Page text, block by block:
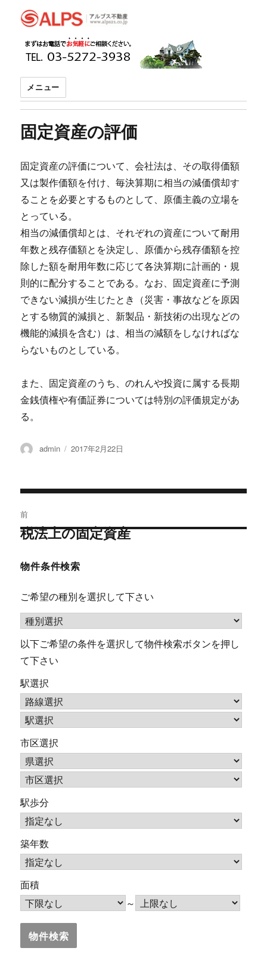
アルプス不動産
メニュー
固定資産の評価
固定資産の評価について、会社法は、その取得価額
又は製作価額を付け、毎決算期に相当の減価償却す
ることを必要とするものとして、原価主義の立場を
とっている。
相当の減価償却とは、それぞれの資産について耐用
年数と残存価額とを決定し、原価から残存価額を控
除した額を耐用年数に応じて各決算期に計画的・規
則的に配分することである。なお、固定資産に予測
できない減損が生じたとき（災害・事故などを原因
とする物質的減損と、新製品・新技術の出現などの
機能的減損を含む）は、相当の減額をしなければな
らないものとしている。
また、固定資産のうち、のれんや投資に属する長期
金銭債権や有価証券については特別の評価規定があ
る。
投
admin
投
2017年2月22日
稿
ビ
ゲ
ー
シ
ョ
ン
前
過
の
稿:
税法上の固定資産
物件条件検索
ご希望の種別を選択して下さい
以下ご希望の条件を選択して物件検索ボタンを押し
て下さい
駅選択
市区選択
駅歩分
築年数
面積
～